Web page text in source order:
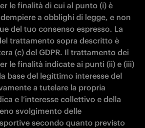
le finalità di cui al punto (i) è
a obblighi di legge, e non
del tuo consenso espresso. La
trattamento sopra descritto è
(c) del GDPR. Il trattamento dei
le finalità indicate ai punti (ii) e (iii)
base del legittimo interesse del
a tutelare la propria
e l’interesse collettivo e della
svolgimento delle
secondo quanto previsto